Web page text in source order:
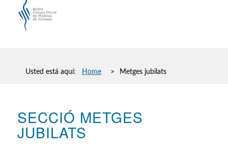
Usted está aquí: Home > Metges jubilats
SECCIÓ METGES
JUBILATS